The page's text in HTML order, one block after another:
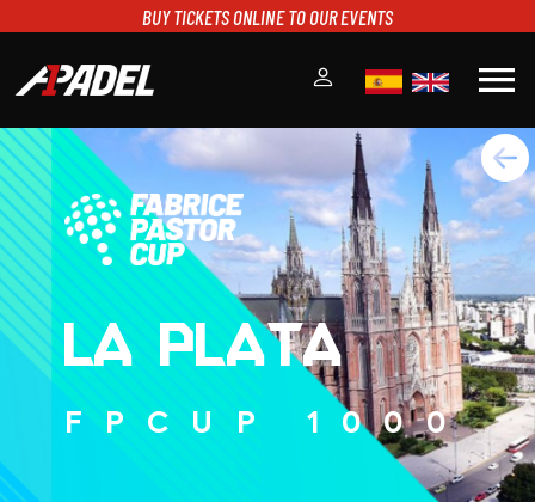
BUY TICKETS ONLINE TO OUR EVENTS
menu
A1PADEL
RANKING
CALENDARIO
TORNEOS
NOTICIAS
MULTIMEDIA
SCOREBOARD
LA PLATA
FPCUP 1000